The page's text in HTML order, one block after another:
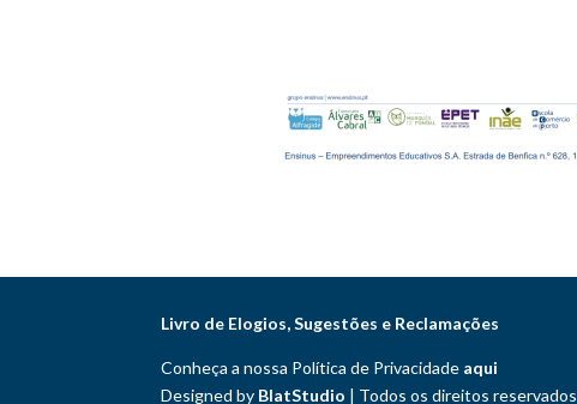
Livro de Elogios, Sugestões e Reclamações
Conheça a nossa Política de Privacidade aqui
Designed by BlatStudio | Todos os direitos reservados